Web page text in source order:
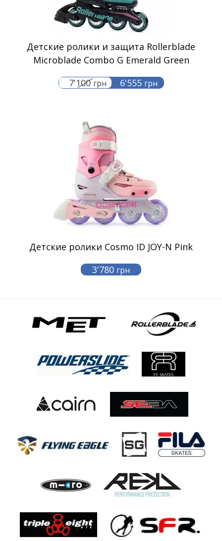
Детские ролики и защита Rollerblade
Microblade Combo G Emerald Green
7'100грн 6'555 грн
Детские ролики Cosmo ID JOY-N Pink
3'780 грн